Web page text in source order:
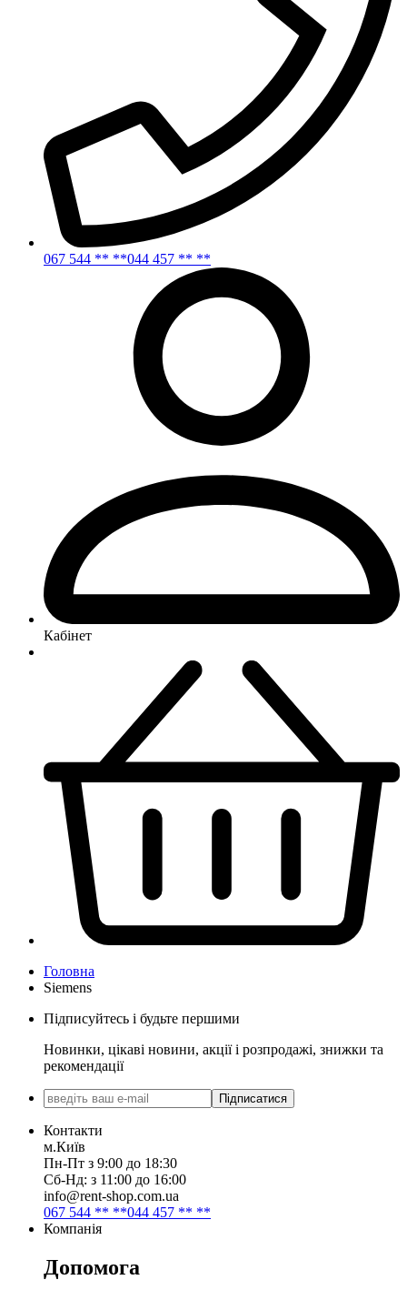
067 544 ** **044 457 ** **
Кабінет
Головна
Siemens
Підписуйтесь і будьте першими
Новинки, цікаві новини, акції і розпродажі, знижки та
рекомендації
Підписатися
Контакти
м.Київ
Пн-Пт з 9:00 до 18:30
Сб-Нд: з 11:00 до 16:00
info@rent-shop.com.ua
067 544 ** **044 457 ** **
Компанія
Допомога